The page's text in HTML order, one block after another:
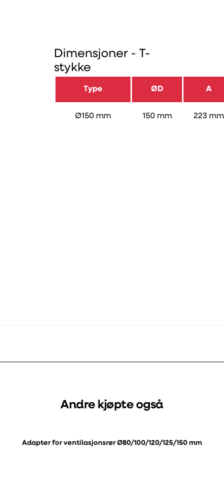
Dimensjoner - T-
stykke
Type ØD A
Ø150 mm 150 mm 223 mm
Andre kjøpte også
Adapter for ventilasjonsrør Ø80/100/120/125/150 mm